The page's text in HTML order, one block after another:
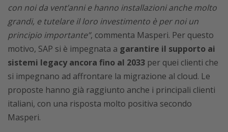
con noi da vent’anni e hanno installazioni anche molto
grandi, e tutelare il loro investimento è per noi un
principio importante”, commenta Masperi. Per questo
motivo, SAP si è impegnata a garantire il supporto ai
sistemi legacy ancora fino al 2033 per quei clienti che
si impegnano ad affrontare la migrazione al cloud. Le
proposte hanno già raggiunto anche i principali clienti
italiani, con una risposta molto positiva secondo
Masperi.